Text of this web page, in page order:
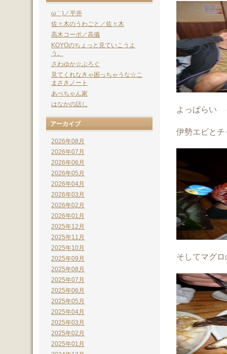
よっぱらい
伊勢エビとチ
そしてマグ
ω｀)／平井
佐々木のうわごと／佐々木
高木コーポ／高儀
KOYOのちょっと見ていこうよ
う。
さわゆか☆ぶろぐ
見てくれなきゃ困っちゃうな☆こ
まさきノート
あべちゃん家
はなかの話し
アーカイブ
2026年08月
2026年07月
2026年06月
2026年05月
2026年04月
2026年03月
2026年02月
2026年01月
2025年12月
2025年11月
2025年10月
2025年09月
2025年08月
2025年07月
2025年06月
2025年05月
2025年04月
2025年03月
2025年02月
2025年01月